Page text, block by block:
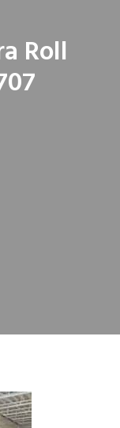
Roll